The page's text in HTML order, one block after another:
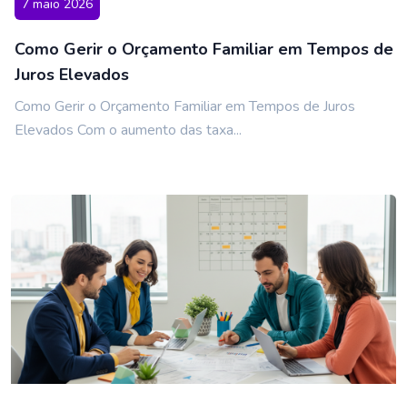
7 maio 2026
Como Gerir o Orçamento Familiar em Tempos de
Juros Elevados
Como Gerir o Orçamento Familiar em Tempos de Juros
Elevados Com o aumento das taxa...